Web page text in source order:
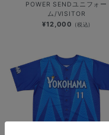
POWER SENDユニフォー
ム/VISITOR
¥12,000 (税込)